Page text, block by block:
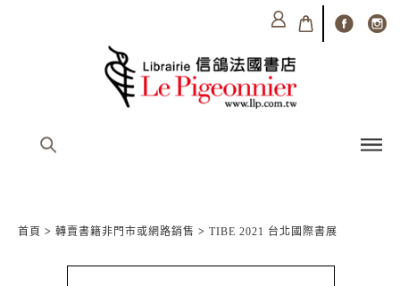
首頁 > 轉賣書籍非門市或網路銷售 > TIBE 2021 台北國際書展